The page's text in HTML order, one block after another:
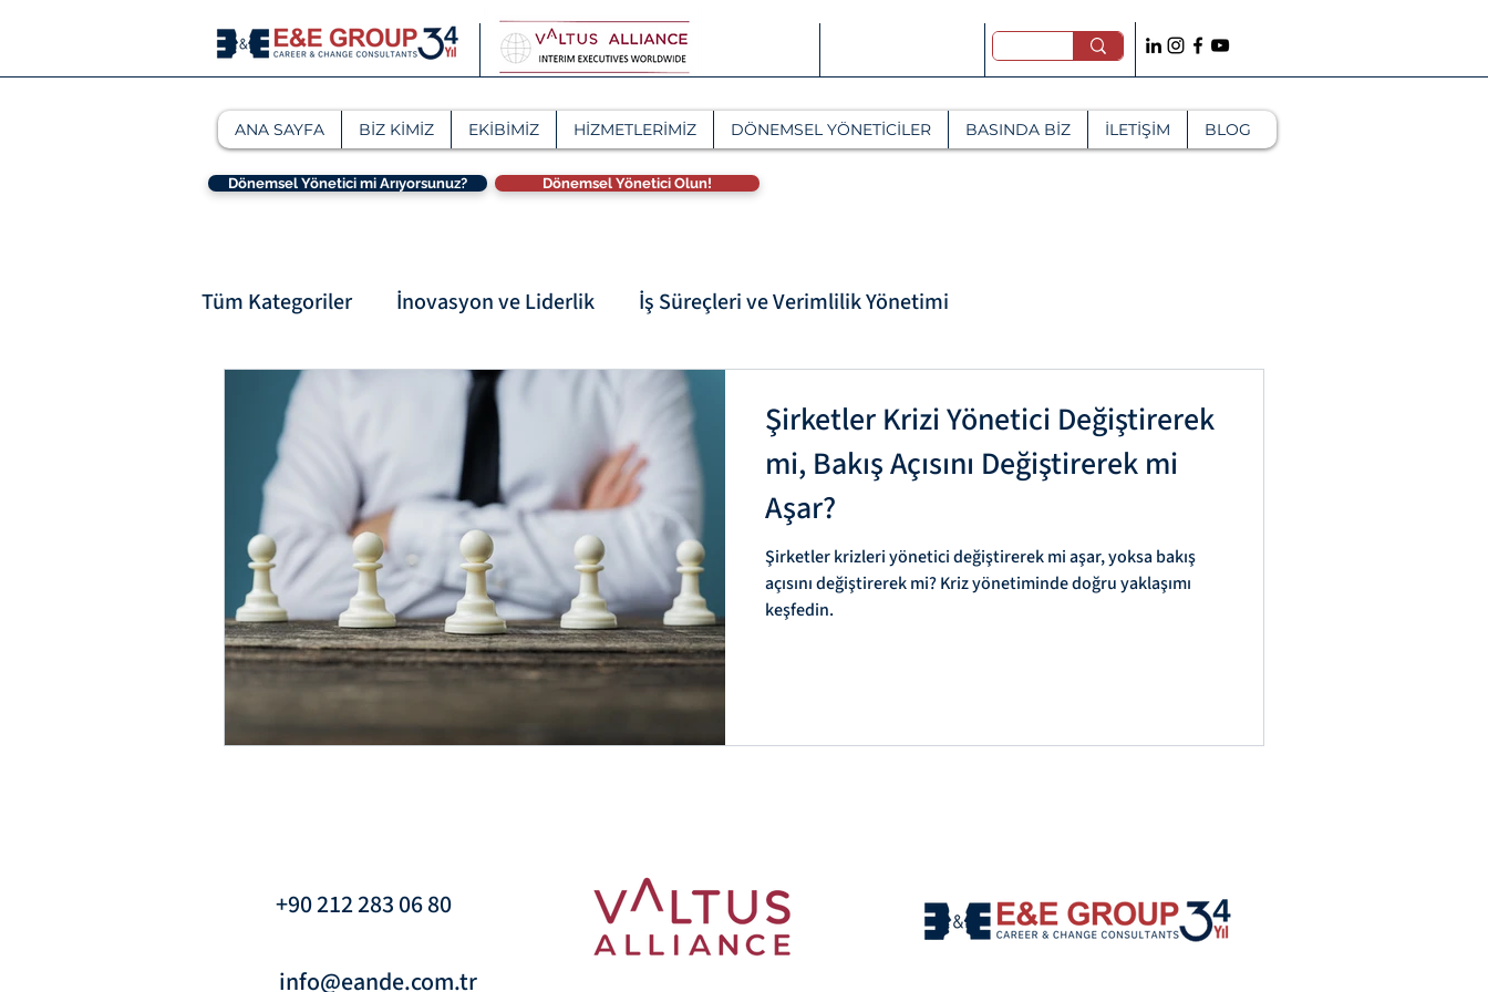
ANA SAYFA BİZ KİMİZ EKİBİMİZ HİZMETLERİMİZ DÖNEMSEL YÖNETİCİLER BASINDA BİZ İLETİŞİM BLOG
Dönemsel Yönetici mi Arıyorsunuz? Dönemsel Yönetici Olun!
Tüm Kategoriler İnovasyon ve Liderlik İş Süreçleri ve Verimlilik Yönetimi
Kurumsal Dönüşüm ve Adaptasyon Liderlik ve Değişim Yönetimi
Stratejik Yönetim ve Kurumsal Dönüş Koçluk ve Liderlik Yönetim Danışmanlığı
Interim Management Liderlik Sorumluluğu Dönemsel Yöneticilik Geçici Yöneticilik
Yönetim & Liderlik Yönetim & Liderlik Yönetim Danışmanlığı & Organizasyon
Interim Management & Yönetim Danışm Stratejik Yönetim & Interim Managem
Interim Management & Kurumsal Dönüş Dönemsel Liderlik & Interim Yönetim
Şirketler Krizi Yönetici Değiştirerek
mi, Bakış Açısını Değiştirerek mi
Aşar?
Şirketler krizleri yönetici değiştirerek mi aşar, yoksa bakış
açısını değiştirerek mi? Kriz yönetiminde doğru yaklaşımı
keşfedin.
+90 212 283 06 80
info@eande.com.tr